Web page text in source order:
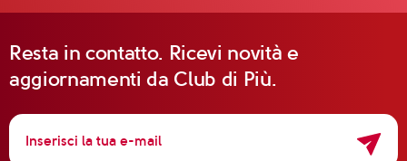
Resta in contatto. Ricevi novità e
aggiornamenti da Club di Più.